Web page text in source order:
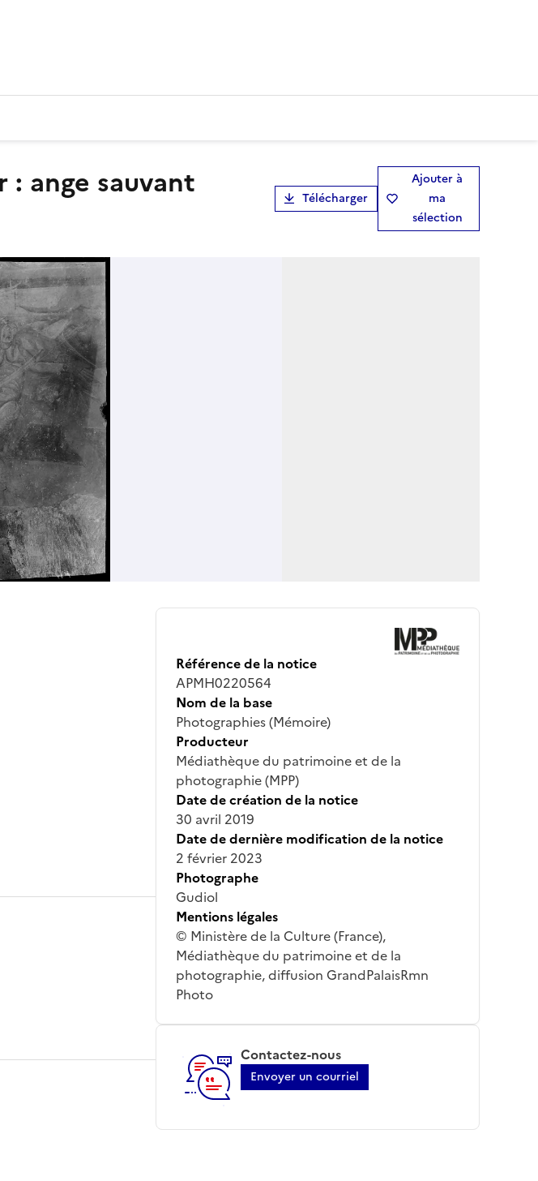
Télécharger
Ajouter à
ma
sélection
Référence de la notice
APMH0220564
Nom de la base
Photographies (Mémoire)
Producteur
Médiathèque du patrimoine et de la
photographie (MPP)
Date de création de la notice
30 avril 2019
Date de dernière modification de la notice
2 février 2023
Photographe
Gudiol
Mentions légales
© Ministère de la Culture (France),
Médiathèque du patrimoine et de la
photographie, diffusion GrandPalaisRmn
Photo
Contactez-nous
Envoyer un courriel